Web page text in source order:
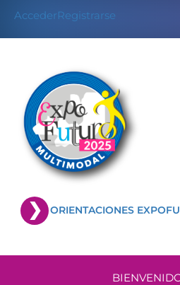
content
AccederRegistrarse
ORIENTACIONES